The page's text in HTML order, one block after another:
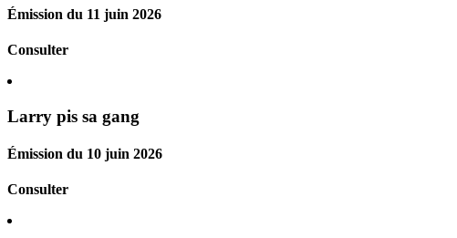
Émission du 11 juin 2026
Consulter
Larry pis sa gang
Émission du 10 juin 2026
Consulter